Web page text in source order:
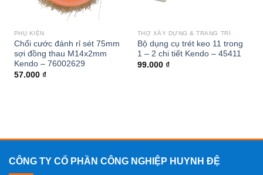
PHỤ KIỆN
Chổi cước đánh rỉ sét 75mm
sợi đồng thau M14x2mm
Kendo – 76002629
57.000 ₫
THỢ XÂY DỰNG & TRANG TRÍ
Bộ dụng cụ trét keo 11 trong
1 – 2 chi tiết Kendo – 45411
99.000 ₫
CÔNG TY CỔ PHẦN CÔNG NGHIỆP HUYNH ĐỆ